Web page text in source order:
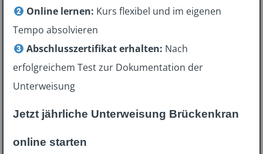
Online lernen: Kurs flexibel und im eigenen
Tempo absolvieren
Abschlusszertifikat erhalten: Nach
erfolgreichem Test zur Dokumentation der
Unterweisung
Jetzt jährliche Unterweisung Brückenkran
online starten